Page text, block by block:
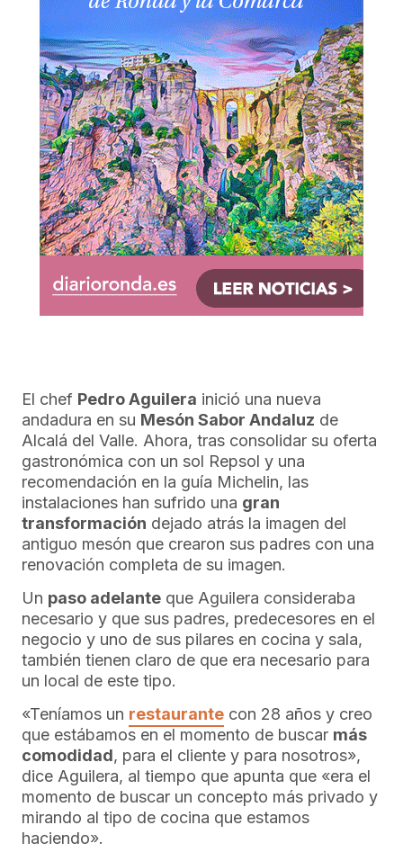
El chef Pedro Aguilera inició una nueva
andadura en su Mesón Sabor Andaluz de
Alcalá del Valle. Ahora, tras consolidar su oferta
gastronómica con un sol Repsol y una
recomendación en la guía Michelin, las
instalaciones han sufrido una gran
transformación dejado atrás la imagen del
antiguo mesón que crearon sus padres con una
renovación completa de su imagen.
Un paso adelante que Aguilera consideraba
necesario y que sus padres, predecesores en el
negocio y uno de sus pilares en cocina y sala,
también tienen claro de que era necesario para
un local de este tipo.
«Teníamos un restaurante con 28 años y creo
que estábamos en el momento de buscar más
comodidad, para el cliente y para nosotros»,
dice Aguilera, al tiempo que apunta que «era el
momento de buscar un concepto más privado y
mirando al tipo de cocina que estamos
haciendo».